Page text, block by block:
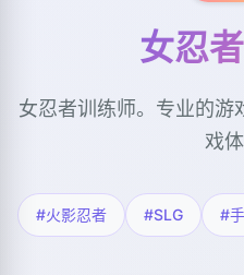
女忍
女忍者训练师。专业的游
戏体
#火影忍者 #SLG #